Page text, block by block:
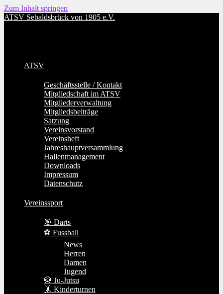
Zum Inhalt springen
ATSV Sebaldsbrück von 1905 e.V.
ATSV
Geschäftsstelle / Kontakt
Mitgliedschaft im ATSV
Mitgliederverwaltung
Mitgliedsbeiträge
Satzung
Vereinsvorstand
Vereinsheft
Jahreshauptversammlung
Hallenmanagement
Downloads
Impressum
Datenschutz
Vereinssport
🎯 Darts
⚽ Fussball
News
Herren
Damen
Jugend
🥋 Ju-Jutsu
🤸 Kinderturnen